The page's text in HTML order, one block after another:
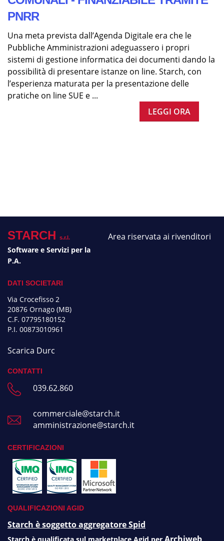
PNRR
Una meta prevista dall’Agenda Digitale era che le
Pubbliche Amministrazioni adeguassero i propri
sistemi di gestione informatica dei documenti dando la
possibilità di presentare istanze on line. Starch, con
l’esperienza maturata per la presentazione delle
pratiche on line SUE e ...
LEGGI ORA
STARCH s.r.l.
Software e Servizi per la
P.A.
Area riservata ai rivenditori
DATI SOCIETARI
Via Crocefisso 2
20876 Ornago (MB)
C.F. 07795180152
P.I. 00873010961
Scarica Durc
CONTATTI
039.62.860
commerciale@starch.it
amministrazione@starch.it
CERTIFICAZIONI
QUALIFICAZIONI AGID
Starch è soggetto aggregatore Spid